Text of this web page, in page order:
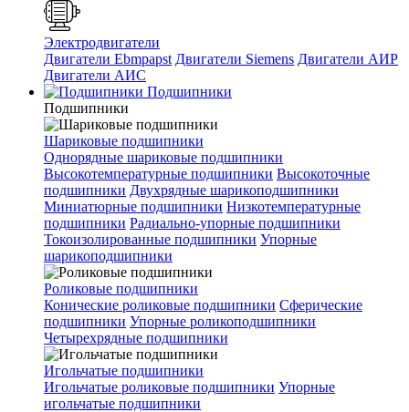
Электродвигатели
Двигатели Ebmpapst Двигатели Siemens Двигатели АИР
Двигатели АИС
Подшипники
Подшипники
Шариковые подшипники
Однорядные шариковые подшипники
Высокотемпературные подшипники Высокоточные
подшипники Двухрядные шарикоподшипники
Миниатюрные подшипники Низкотемпературные
подшипники Радиально-упорные подшипники
Токоизолированные подшипники Упорные
шарикоподшипники
Роликовые подшипники
Конические роликовые подшипники Сферические
подшипники Упорные роликоподшипники
Четырехрядные подшипники
Игольчатые подшипники
Игольчатые роликовые подшипники Упорные
игольчатые подшипники